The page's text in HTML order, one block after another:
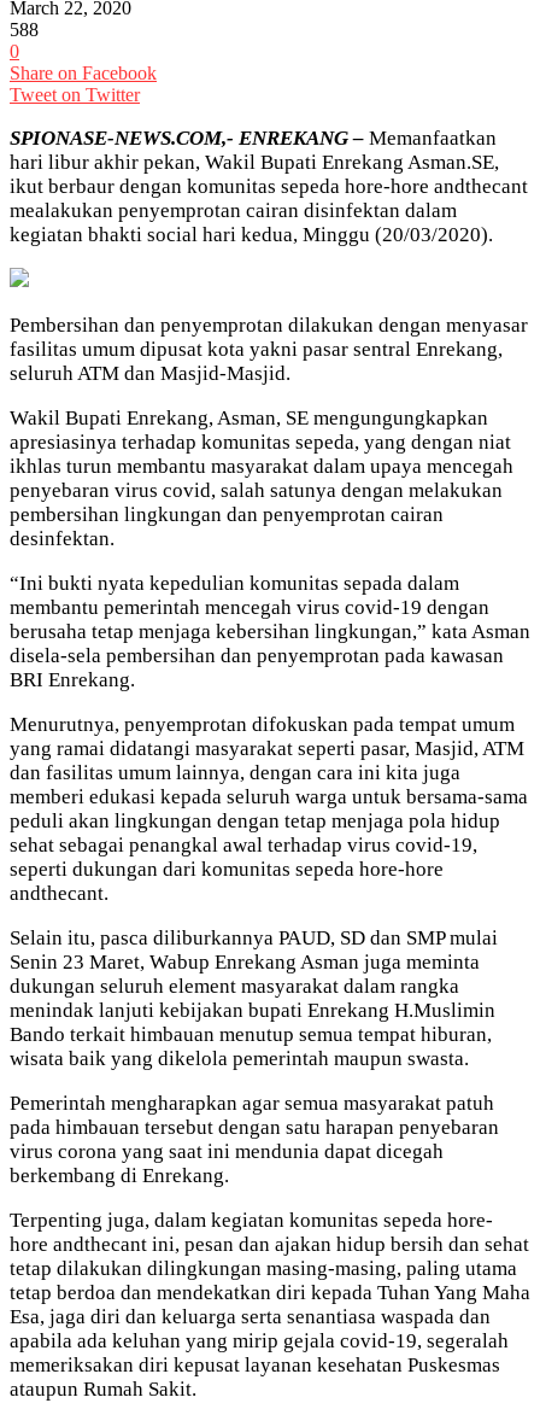
March 22, 2020
588
0
Share on Facebook
Tweet on Twitter
SPIONASE-NEWS.COM,- ENREKANG – Memanfaatkan
hari libur akhir pekan, Wakil Bupati Enrekang Asman.SE,
ikut berbaur dengan komunitas sepeda hore-hore andthecant
mealakukan penyemprotan cairan disinfektan dalam
kegiatan bhakti social hari kedua, Minggu (20/03/2020).
Pembersihan dan penyemprotan dilakukan dengan menyasar
fasilitas umum dipusat kota yakni pasar sentral Enrekang,
seluruh ATM dan Masjid-Masjid.
Wakil Bupati Enrekang, Asman, SE mengungungkapkan
apresiasinya terhadap komunitas sepeda, yang dengan niat
ikhlas turun membantu masyarakat dalam upaya mencegah
penyebaran virus covid, salah satunya dengan melakukan
pembersihan lingkungan dan penyemprotan cairan
desinfektan.
“Ini bukti nyata kepedulian komunitas sepada dalam
membantu pemerintah mencegah virus covid-19 dengan
berusaha tetap menjaga kebersihan lingkungan,” kata Asman
disela-sela pembersihan dan penyemprotan pada kawasan
BRI Enrekang.
Menurutnya, penyemprotan difokuskan pada tempat umum
yang ramai didatangi masyarakat seperti pasar, Masjid, ATM
dan fasilitas umum lainnya, dengan cara ini kita juga
memberi edukasi kepada seluruh warga untuk bersama-sama
peduli akan lingkungan dengan tetap menjaga pola hidup
sehat sebagai penangkal awal terhadap virus covid-19,
seperti dukungan dari komunitas sepeda hore-hore
andthecant.
Selain itu, pasca diliburkannya PAUD, SD dan SMP mulai
Senin 23 Maret, Wabup Enrekang Asman juga meminta
dukungan seluruh element masyarakat dalam rangka
menindak lanjuti kebijakan bupati Enrekang H.Muslimin
Bando terkait himbauan menutup semua tempat hiburan,
wisata baik yang dikelola pemerintah maupun swasta.
Pemerintah mengharapkan agar semua masyarakat patuh
pada himbauan tersebut dengan satu harapan penyebaran
virus corona yang saat ini mendunia dapat dicegah
berkembang di Enrekang.
Terpenting juga, dalam kegiatan komunitas sepeda hore-
hore andthecant ini, pesan dan ajakan hidup bersih dan sehat
tetap dilakukan dilingkungan masing-masing, paling utama
tetap berdoa dan mendekatkan diri kepada Tuhan Yang Maha
Esa, jaga diri dan keluarga serta senantiasa waspada dan
apabila ada keluhan yang mirip gejala covid-19, segeralah
memeriksakan diri kepusat layanan kesehatan Puskesmas
ataupun Rumah Sakit.